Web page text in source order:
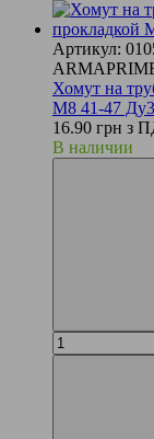
Артикул:
Хомут на
М8 41-47
16.90 грн з
В наличии